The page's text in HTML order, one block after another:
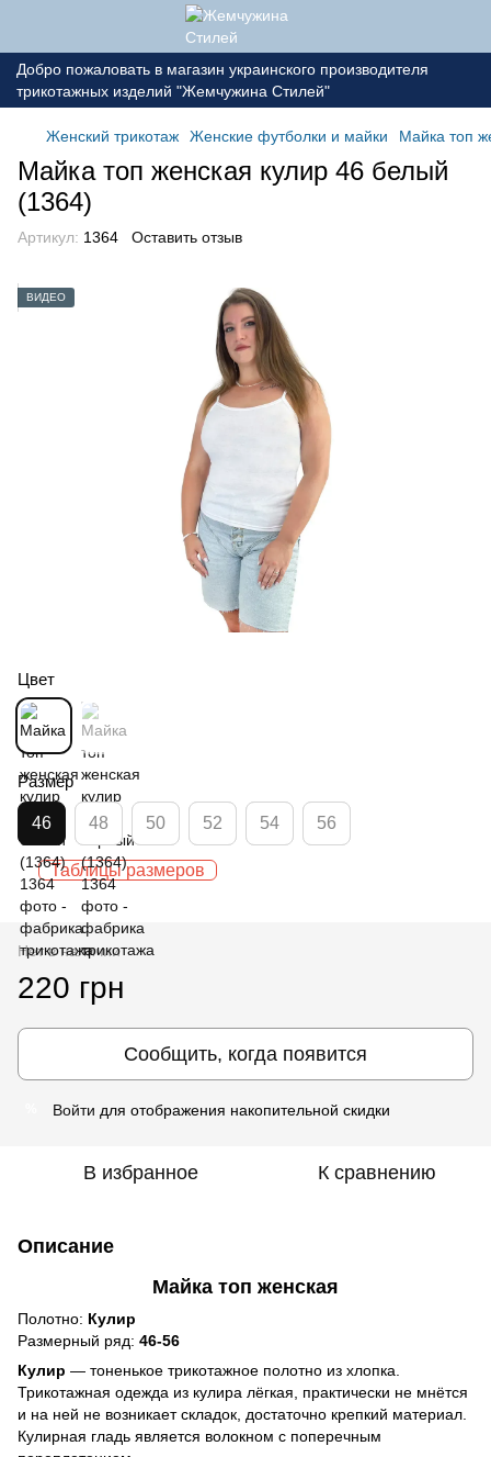
Добро пожаловать в магазин украинского производителя
трикотажных изделий "Жемчужина Стилей"
Женский трикотаж Женские футболки и майки Майка топ
Майка топ женская кулир 46 белый
(1364)
Артикул: 1364 Оставить отзыв
ВИДЕО
Цвет
Размер
46 48 50 52 54 56
Таблицы размеров
Нет в наличии
220 грн
Сообщить, когда появится
Войти для отображения накопительной скидки
В избранное К сравнению
Описание
Майка топ женская
Полотно: Кулир
Размерный ряд: 46-56
Кулир — тоненькое трикотажное полотно из хлопка.
Трикотажная одежда из кулира лёгкая, практически не мнётся
и на ней не возникает складок, достаточно крепкий материал.
Кулирная гладь является волокном с поперечным